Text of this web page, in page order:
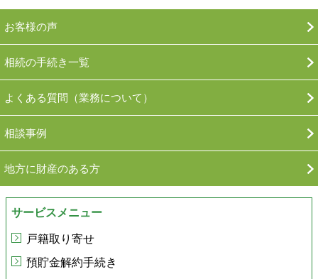
お客様の声
相続の手続き一覧
よくある質問（業務について）
相談事例
地方に財産のある方
サービスメニュー
戸籍取り寄せ
預貯金解約手続き